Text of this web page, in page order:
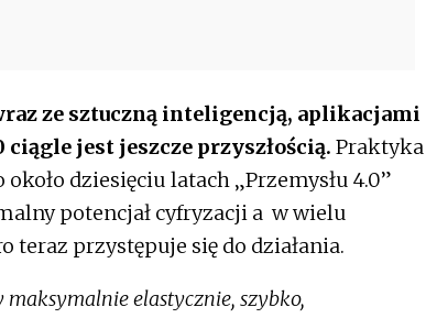
ze sztuczną inteligencją, aplikacjami
ciągle jest jeszcze przyszłością. Praktyka
dziesięciu latach „Przemysłu 4.0”
potencjał cyfryzacji a w wielu
przystępuje się do działania.
elastycznie, szybko,